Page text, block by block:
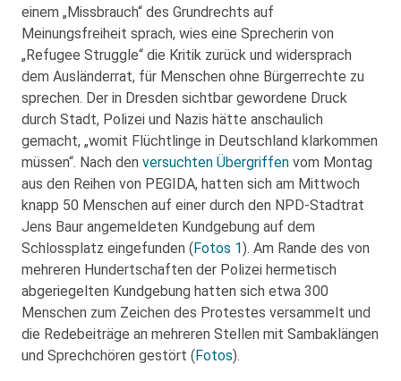
einem „Missbrauch“ des Grundrechts auf
Meinungsfreiheit sprach, wies eine Sprecherin von
„Refugee Struggle“ die Kritik zurück und widersprach
dem Ausländerrat, für Menschen ohne Bürgerrechte zu
sprechen. Der in Dresden sichtbar gewordene Druck
durch Stadt, Polizei und Nazis hätte anschaulich
gemacht, „womit Flüchtlinge in Deutschland klarkommen
müssen“. Nach den versuchten Übergriffen vom Montag
aus den Reihen von PEGIDA, hatten sich am Mittwoch
knapp 50 Menschen auf einer durch den NPD-Stadtrat
Jens Baur angemeldeten Kundgebung auf dem
Schlossplatz eingefunden (Fotos 1). Am Rande des von
mehreren Hundertschaften der Polizei hermetisch
abgeriegelten Kundgebung hatten sich etwa 300
Menschen zum Zeichen des Protestes versammelt und
die Redebeiträge an mehreren Stellen mit Sambaklängen
und Sprechchören gestört (Fotos).